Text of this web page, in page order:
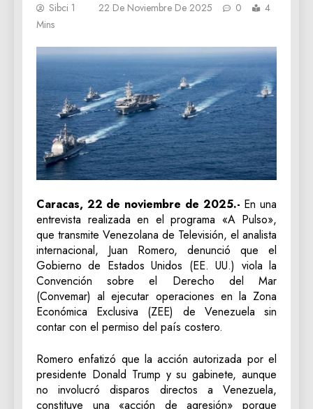
Sibci 1 22 De Noviembre De 2025 0
4
Mins
Caracas, 22 de noviembre de 2025.- En una
entrevista realizada en el programa «A Pulso»,
que transmite Venezolana de Televisión, el analista
internacional, Juan Romero, denunció que el
Gobierno de Estados Unidos (EE. UU.) viola la
Convención sobre el Derecho del Mar
(Convemar) al ejecutar operaciones en la Zona
Económica Exclusiva (ZEE) de Venezuela sin
contar con el permiso del país costero.
Romero enfatizó que la acción autorizada por el
presidente Donald Trump y su gabinete, aunque
no involucró disparos directos a Venezuela,
constituye una «acción de agresión» porque